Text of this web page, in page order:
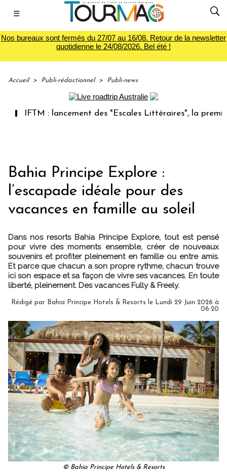
☰
Nos bureaux sont fermés du 27/07 au 16/08. Retour de la newsletter
quotidienne le 24/08/2026. Bel été !
Accueil > Publi-rédactionnel > Publi-news
: lancement des "Escales Littéraires", la première librairie
Bahia Principe Explore :
l’escapade idéale pour des
vacances en famille au soleil
Dans nos resorts Bahia Principe Explore, tout est pensé
pour vivre des moments ensemble, créer de nouveaux
souvenirs et profiter pleinement en famille ou entre amis.
Et parce que chacun a son propre rythme, chacun trouve
ici son espace et sa façon de vivre ses vacances. En toute
liberté, pleinement. Des vacances Fully & Freely.
Rédigé par Bahia Principe Hotels & Resorts le Lundi 29 Juin 2026 à
06:20
© Bahia Principe Hotels & Resorts